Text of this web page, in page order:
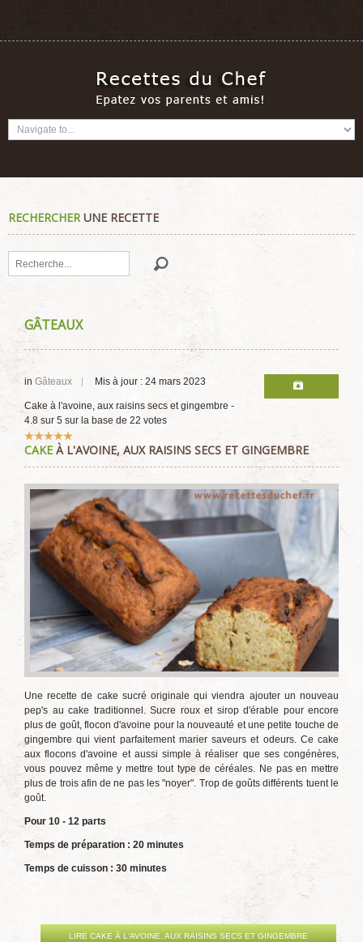
RECHERCHERUNE RECETTE
Rechercher
GÂTEAUX
in Gâteaux Mis à jour : 24 mars 2023
Cake à l'avoine, aux raisins secs et gingembre -
4.8 sur 5 sur la base de 22 votes
Vote
utilisateur: 5/5
CAKE À L'AVOINE, AUX RAISINS SECS ET GINGEMBRE
Une recette de cake sucré originale qui viendra ajouter un nouveau
pep's au cake traditionnel. Sucre roux et sirop d'érable pour encore
plus de goût, flocon d'avoine pour la nouveauté et une petite touche de
gingembre qui vient parfaitement marier saveurs et odeurs. Ce cake
aux flocons d'avoine et aussi simple à réaliser que ses congénères,
vous pouvez même y mettre tout type de céréales. Ne pas en mettre
plus de trois afin de ne pas les "noyer". Trop de goûts différents tuent le
goût.
Pour 10 - 12 parts
Temps de préparation : 20 minutes
Temps de cuisson : 30 minutes
LIRE CAKE À L'AVOINE, AUX RAISINS SECS ET GINGEMBRE